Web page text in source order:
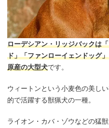
ローデシアン・リッジバックは
ド」「ファンローイェンドッグ
原産の大型犬です。
ウィートンという小麦色の美し
的で活躍する獣猟犬の一種。
ライオン・カバ・ゾウなどの猛